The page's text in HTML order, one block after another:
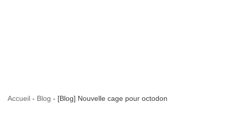
Accueil - Blog - [Blog] Nouvelle cage pour octodon